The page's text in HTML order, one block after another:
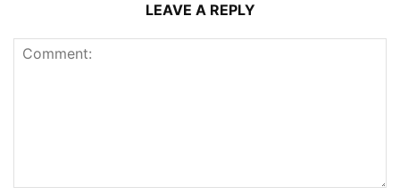
LEAVE A REPLY